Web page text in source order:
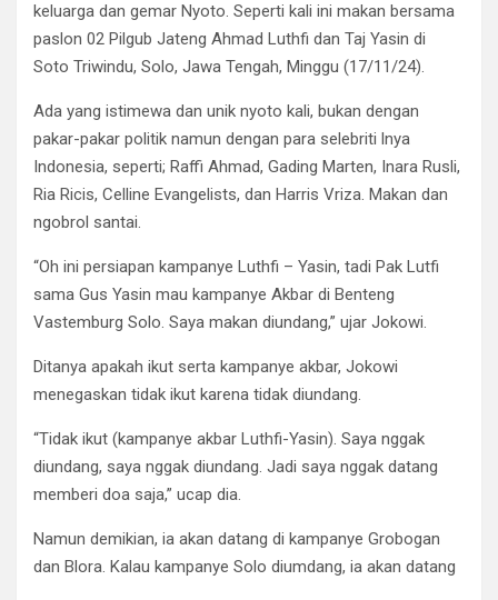
keluarga dan gemar Nyoto. Seperti kali ini makan bersama
paslon 02 Pilgub Jateng Ahmad Luthfi dan Taj Yasin di
Soto Triwindu, Solo, Jawa Tengah, Minggu (17/11/24).
Ada yang istimewa dan unik nyoto kali, bukan dengan
pakar-pakar politik namun dengan para selebriti lnya
Indonesia, seperti; Raffi Ahmad, Gading Marten, Inara Rusli,
Ria Ricis, Celline Evangelists, dan Harris Vriza. Makan dan
ngobrol santai.
“Oh ini persiapan kampanye Luthfi – Yasin, tadi Pak Lutfi
sama Gus Yasin mau kampanye Akbar di Benteng
Vastemburg Solo. Saya makan diundang,” ujar Jokowi.
Ditanya apakah ikut serta kampanye akbar, Jokowi
menegaskan tidak ikut karena tidak diundang.
“Tidak ikut (kampanye akbar Luthfi-Yasin). Saya nggak
diundang, saya nggak diundang. Jadi saya nggak datang
memberi doa saja,” ucap dia.
Namun demikian, ia akan datang di kampanye Grobogan
dan Blora. Kalau kampanye Solo diumdang, ia akan datang